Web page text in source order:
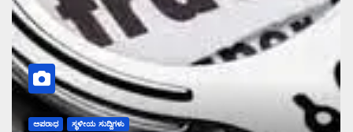
ಅಪರಾಧ ಸ್ಥಳೀಯ ಸುದ್ದಿಗಳು